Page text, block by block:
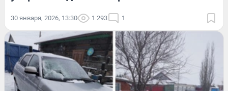
30 января, 2026, 13:30 1 293 1